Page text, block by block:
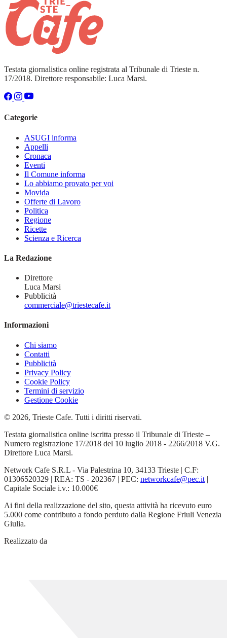
Testata giornalistica online registrata al Tribunale di Trieste n.
17/2018. Direttore responsabile: Luca Marsi.
Categorie
ASUGI informa
Appelli
Cronaca
Eventi
Il Comune informa
Lo abbiamo provato per voi
Movida
Offerte di Lavoro
Politica
Regione
Ricette
Scienza e Ricerca
La Redazione
Direttore
Luca Marsi
Pubblicità
commerciale@triestecafe.it
Informazioni
Chi siamo
Contatti
Pubblicità
Privacy Policy
Cookie Policy
Termini di servizio
Gestione Cookie
© 2026, Trieste Cafe. Tutti i diritti riservati.
Testata giornalistica online iscritta presso il Tribunale di Trieste –
Numero registrazione 17/2018 del 10 luglio 2018 - 2266/2018 V.G.
Direttore Luca Marsi.
Network Cafe S.R.L - Via Palestrina 10, 34133 Trieste | C.F:
01306520329 | REA: TS - 202367 | PEC: networkcafe@pec.it |
Capitale Sociale i.v.: 10.000€
Ai fini della realizzazione del sito, questa attività ha ricevuto euro
5.000 come contributo a fondo perduto dalla Regione Friuli Venezia
Giulia.
Realizzato da